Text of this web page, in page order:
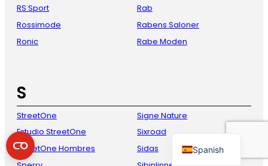
RS Sport
Rossimode
Ronic
Rab
Rabens Saloner
Rabe Moden
S
StreetOne
Estudio StreetOne
StreetOne Hombres
Signe Nature
Sixroad
Sidas
Spanish
French